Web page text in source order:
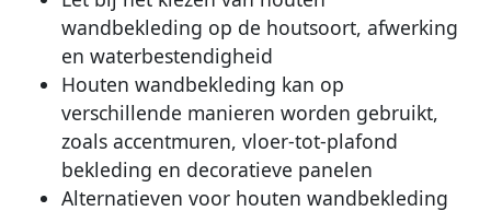
wandbekleding op de houtsoort, afwerking
en waterbestendigheid
Houten wandbekleding kan op
verschillende manieren worden gebruikt,
zoals accentmuren, vloer-tot-plafond
bekleding en decoratieve panelen
Alternatieven voor houten wandbekleding